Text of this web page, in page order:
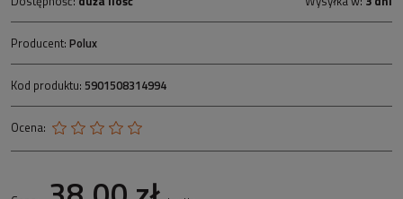
Producent: Polux
Kod produktu: 5901508314994
Ocena: